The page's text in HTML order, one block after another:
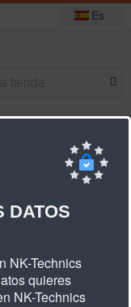
Es
DATOS
NK-Technics
quieres
NK-Technics